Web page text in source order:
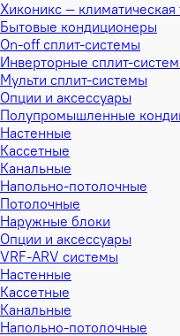
Хиконикс —
Бытовые кондиционеры
On-off сплит-системы
Инверторные сплит-
Мульти сплит-системы
Опции и аксессуары
Полупромышленные
Настенные
Кассетные
Канальные
Напольно-потолочные
Потолочные
Наружные блоки
Опции и аксессуары
VRF-ARV системы
Настенные
Кассетные
Канальные
Напольно-потолочные